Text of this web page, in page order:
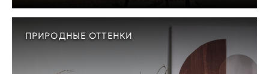
ПРИРОДНЫЕ ОТТЕНКИ